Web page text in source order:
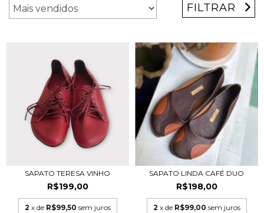
FILTRAR
SAPATO TERESA VINHO
R$199,00
2 x de R$99,50 sem juros
SAPATO LINDA CAFÉ DUO
R$198,00
2 x de R$99,00 sem juros